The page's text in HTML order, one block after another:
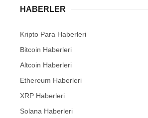
HABERLER
Kripto Para Haberleri
Bitcoin Haberleri
Altcoin Haberleri
Ethereum Haberleri
XRP Haberleri
Solana Haberleri